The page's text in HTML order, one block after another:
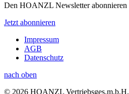
Den HOANZL Newsletter abonnieren
Jetzt abonnieren
Impressum
AGB
Datenschutz
nach oben
© 2026 HOANZL Vertriebsges.m.b.H.